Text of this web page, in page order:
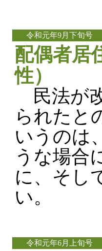
令和元年9月下旬号
配偶者居
性）
民法が
られたと
いうのは
うな場合
に、そし
い。
令和元年6月上旬号